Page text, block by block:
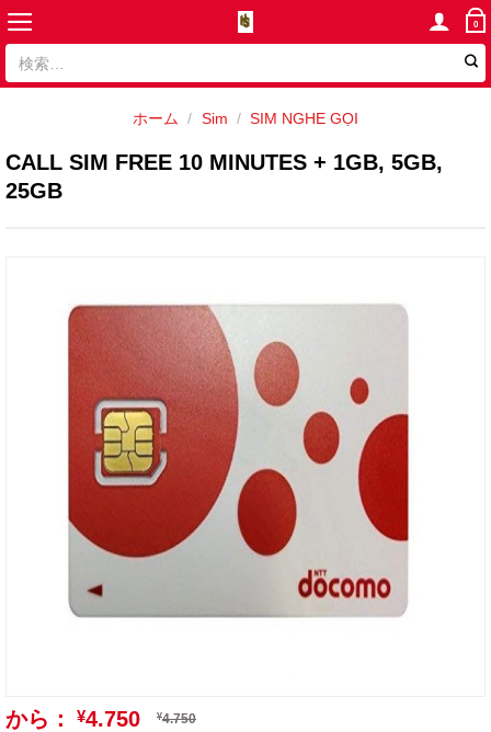
Skip
to
content
索
0
ホーム / Sim / SIM NGHE GỌI
CALL SIM FREE 10 MINUTES + 1GB, 5GB,
25GB
¥4.750
から： ¥4.750